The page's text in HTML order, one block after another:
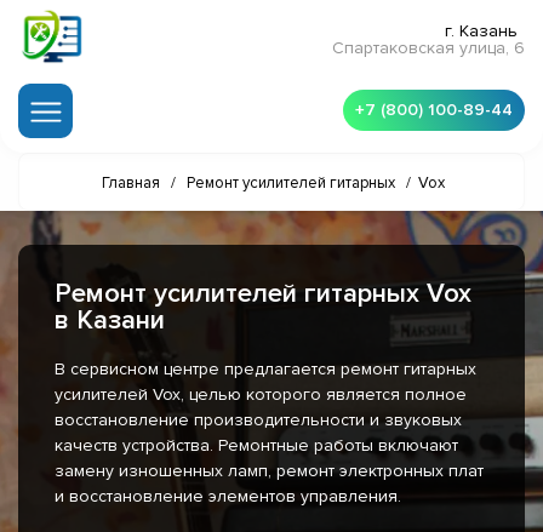
г. Казань
Спартаковская улица, 6
+7 (800) 100-89-44
Главная / Ремонт усилителей гитарных / Vox
Ремонт усилителей гитарных Vox
в Казани
В сервисном центре предлагается ремонт гитарных
усилителей Vox, целью которого является полное
восстановление производительности и звуковых
качеств устройства. Ремонтные работы включают
замену изношенных ламп, ремонт электронных плат
и восстановление элементов управления.